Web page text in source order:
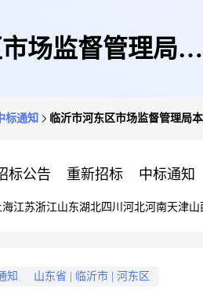
场监督管理局本
标通知 临沂市河东区市场监督管理局
标公告 重新招标 中标通知
海江苏浙江山东湖北四川 河北河南天津山
知 山东省 临沂市 河东区